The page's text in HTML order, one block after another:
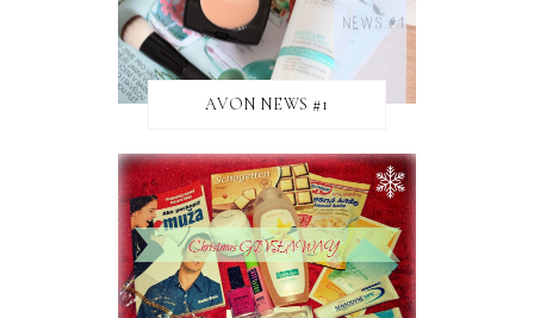
AVON NEWS #1